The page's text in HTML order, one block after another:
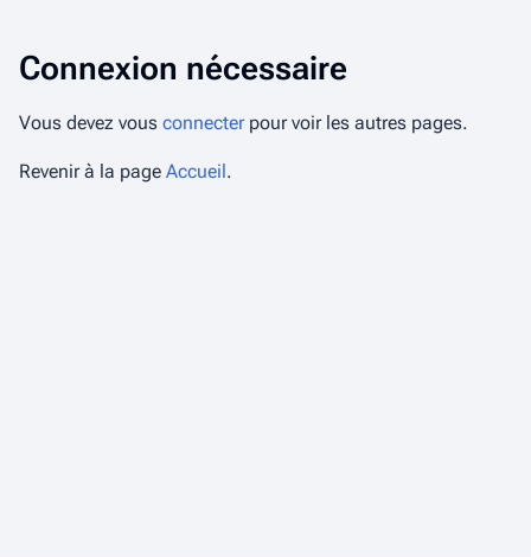
Connexion nécessaire
Vous devez vous connecterpour voir les autres pages.
Revenir à la page Accueil.